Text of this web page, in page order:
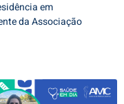
em
da Associação